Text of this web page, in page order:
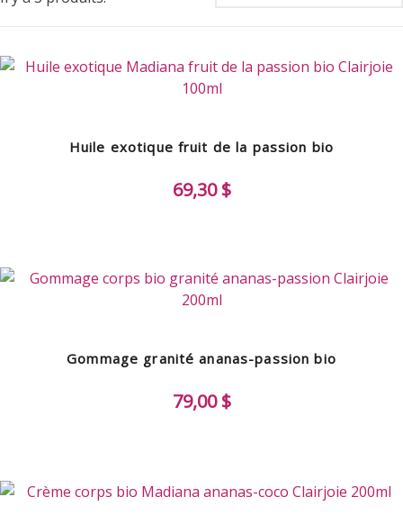
Huile exotique fruit de la passion bio
69,30 $
Gommage granité ananas-passion bio
79,00 $